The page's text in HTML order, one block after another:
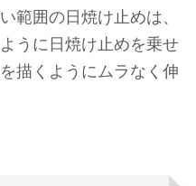
範囲の日焼け止めは、
うに日焼け止めを乗せ
描くようにムラなく伸